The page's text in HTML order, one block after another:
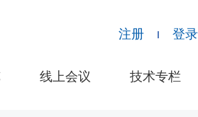
注册 登录
线上会议 技术专栏